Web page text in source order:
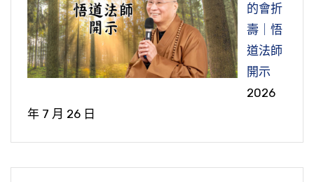
的會折
壽｜悟
道法師
開示
2026
年 7 月 26 日